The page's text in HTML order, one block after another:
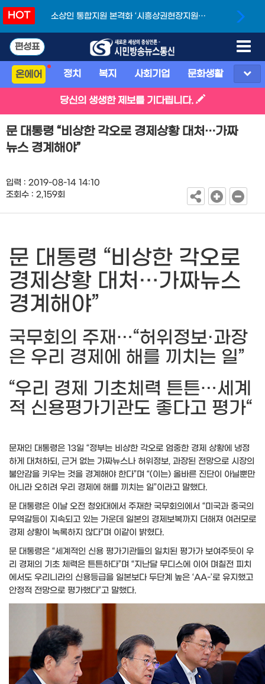
HOT
소상인 통합지원 본격화 ‘시흥상권현장지원단’
편성표
온에어 정치 복지 사회기업 문화생활 스포
당신의 생생한 제보를 기다립니다.
문 대통령 “비상한 각오로 경제상황 대처…가짜
뉴스 경계해야”
입력 : 2019-08-14 14:10
조회수 : 2,159회
문 대통령 “비상한 각오로
경제상황 대처…가짜뉴스
경계해야”
국무회의 주재…“허위정보·과장
은 우리 경제에 해를 끼치는 일”
“우리 경제 기초체력 튼튼…세계
적 신용평가기관도 좋다고 평가“
문재인 대통령은 13일 “정부는 비상한 각오로 엄중한 경제 상황에 냉정
하게 대처하되, 근거 없는 가짜뉴스나 허위정보, 과장된 전망으로 시장의
불안감을 키우는 것을 경계해야 한다”며 “(이는) 올바른 진단이 아닐뿐만
아니라 오히려 우리 경제에 해를 끼치는 일”이라고 말했다.
문 대통령은 이날 오전 청와대에서 주재한 국무회의에서 “미국과 중국의
무역갈등이 지속되고 있는 가운데 일본의 경제보복까지 더해져 여러모로
경제 상황이 녹록하지 않다”며 이같이 밝혔다.
문 대통령은 “세계적인 신용 평가기관들의 일치된 평가가 보여주듯이 우
리 경제의 기초 체력은 튼튼하다”며 “지난달 무디스에 이어 며칠전 피치
에서도 우리니라의 신용등급을 일본보다 두단계 높은 ‘AA-’로 유지했고
안정적 전망으로 평가했다”고 말했다.